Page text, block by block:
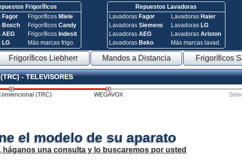
Frigoríficos
Fagor
Bosch
AEG
LG
Frigoríficos Miele
FrigoríficosCandy
Frigoríficos Indesit
Más marcas frigo.
Repuestos Lavadoras
Lavadoras Fagor
Lavadoras Siemens
Lavadoras AEG
Lavadoras Beko
Lavadoras Haier
Lavadoras LG
Lavadoras Ariston
Más marcas lavad.
Frigoríficos Liebherr Mandos a Distancia Frigoríficos
- TELEVISORES
(TRC) WEGAVOX
el modelo de su aparato
háganos una consulta y lo buscaremos por usted